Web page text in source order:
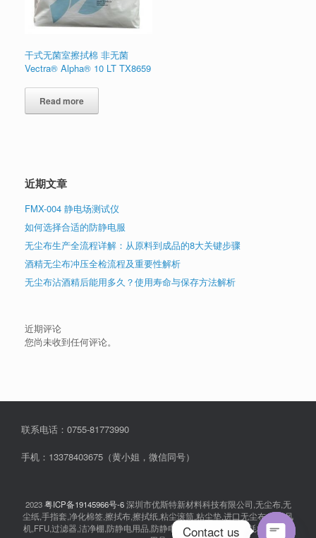
干式无菌室擦拭棉 非无菌
Vectra® Alpha® 10 LT TX8659
Read more
近期文章
FMX-004 静电场测试仪
如何选择合适的防静电服
无尘布生产全流程详解：从原料到成品的8大关键步骤
酒精无尘布冲压全检流程及重要性解析
无尘布沾酒精后能用多久？使用寿命与保存方法解析
近期评论
您尚未收到任何评论。
联系电话：0755-81773990
手机：13378403675（黄小姐，微信同号）
2023粤ICP备19145966号-6深圳市优斯特新材料科技有限公司,无尘布,无
尘纸,手指套,净化棉签,擦拭布,擦拭纸,粘尘滚筒,粘尘垫,进口无尘布,离子风
机,FFU,过滤器,洁净棚,防静电用品,防静电衣服,无尘室消耗品,耗材,实验室
Contact us